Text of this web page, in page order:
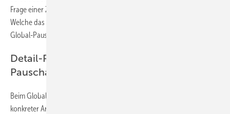
Frage einer Zusatzvergütung unterschiedliche Anforderungen stellen.
Welche das sind und wodurch sich der Detail-Pauschalvertrag vom
Global-Pauschalvertrag unterscheidet, wird nachfolgend erläutert.
Detail-Pauschalvertrag vs. ­Global-
Pauschalvertrag
Beim Global-Pauschalvertrag steht das fertige Gesamtwerk anstatt
konkreter Arbeitsschritte im Vordergrund. Der Auftragnehmer eines